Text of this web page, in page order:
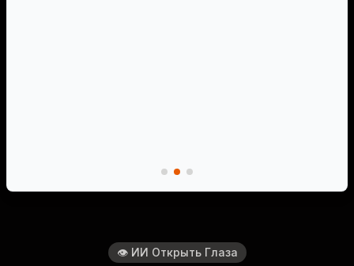
👁️ ИИ Открыть Глаза